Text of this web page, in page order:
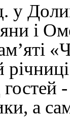
у
і
а